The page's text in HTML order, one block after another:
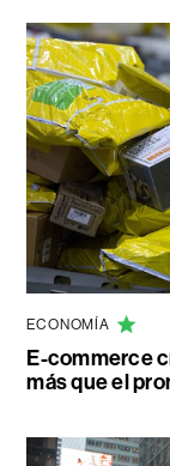
ECONOMÍA
E-commerce
más que el